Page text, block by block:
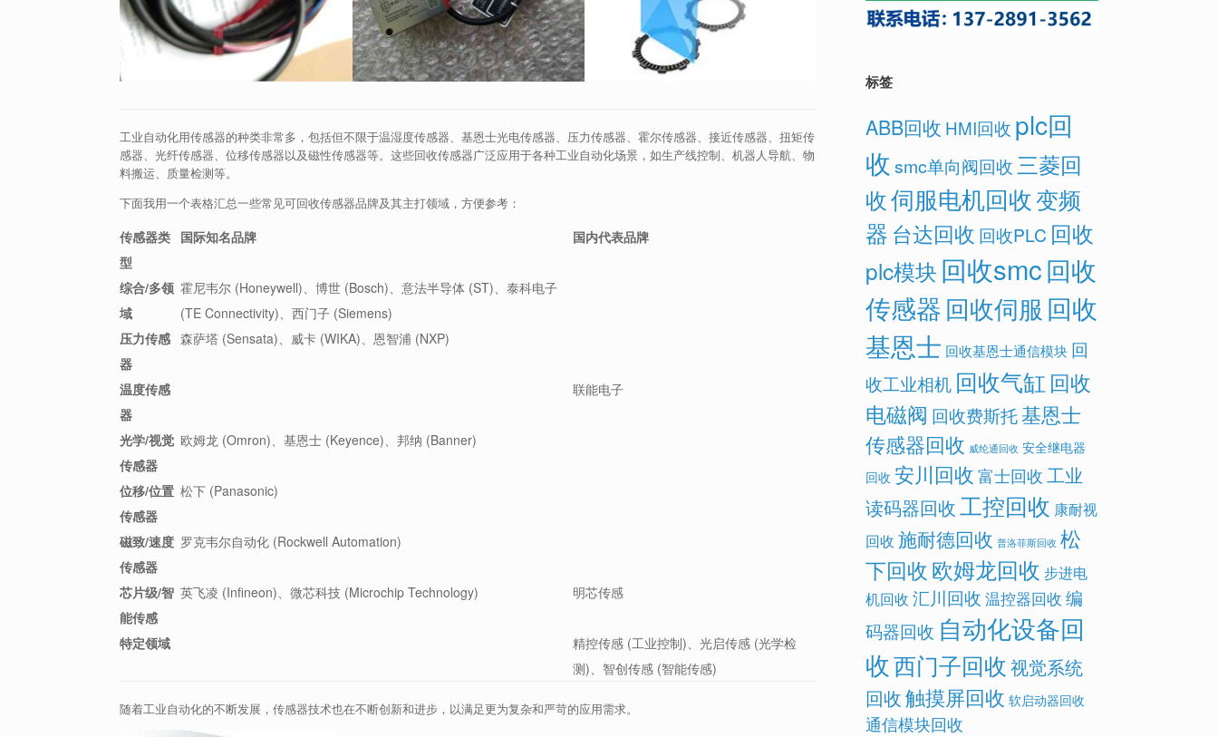
工业自动化用传感器的种类非常多，包括但不限于温湿度传感器、基恩士光电传感器、压力传感器、霍尔传感器、接近传感器、扭矩传
感器、光纤传感器、位移传感器以及磁性传感器等。这些回收传感器广泛应用于各种工业自动化场景，如生产线控制、机器人导航、物
料搬运、质量检测等。
下面我用一个表格汇总一些常见可回收传感器品牌及其主打领域，方便参考：
传感器类
型
国际知名品牌 国内代表品牌
综合/多领
域
霍尼韦尔 (Honeywell)、博世 (Bosch)、意法半导体 (ST)、泰科电子
(TE Connectivity)、西门子 (Siemens)
压力传感
器
森萨塔 (Sensata)、威卡 (WIKA)、恩智浦 (NXP)
温度传感
器
联能电子
光学/视觉
传感器
欧姆龙 (Omron)、基恩士 (Keyence)、邦纳 (Banner)
位移/位置
传感器
松下 (Panasonic)
磁致/速度
传感器
罗克韦尔自动化 (Rockwell Automation)
芯片级/智
能传感
英飞凌 (Infineon)、微芯科技 (Microchip Technology) 明芯传感
特定领域
精控传感 (工业控制)、光启传感 (光学检
测)、智创传感 (智能传感)
随着工业自动化的不断发展，传感器技术也在不断创新和进步，以满足更为复杂和严苛的应用需求。
标签
ABB回收 HMI回收 plc回
收 smc单向阀回收三菱回
收伺服电机回收变频
器 台达回收 回收PLC 回收
plc模块 回收smc回收
传感器回收伺服 回收
基恩士 回收基恩士通信模块 回
收工业相机 回收气缸 回收
电磁阀 回收费斯托基恩士
传感器回收 威纶通回收 安全继电器
回收 安川回收 富士回收 工业
读码器回收工控回收 康耐视
回收 施耐德回收 普洛菲斯回收 松
下回收欧姆龙回收 步进电
机回收 汇川回收 温控器回收 编
码器回收 自动化设备回
收西门子回收视觉系统
回收触摸屏回收 软启动器回收
通信模块回收